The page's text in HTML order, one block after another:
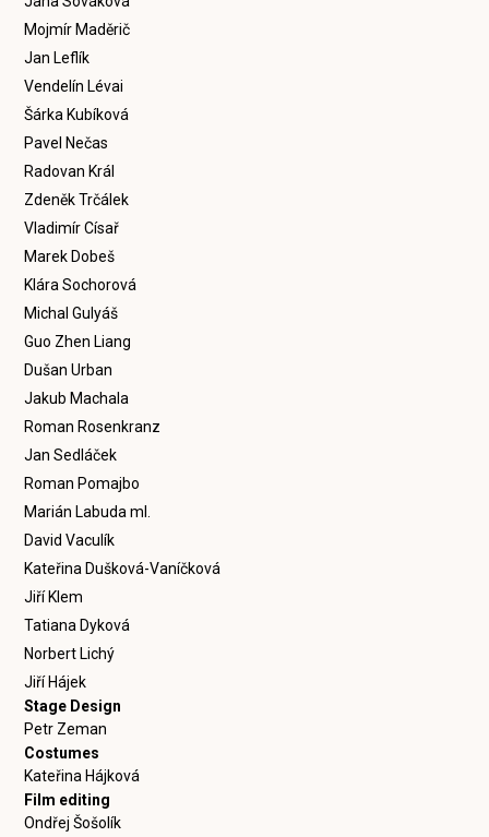
Mojmír Maděrič
Jan Leflík
Vendelín Lévai
Šárka Kubíková
Pavel Nečas
Radovan Král
Zdeněk Trčálek
Vladimír Císař
Marek Dobeš
Klára Sochorová
Michal Gulyáš
Guo Zhen Liang
Dušan Urban
Jakub Machala
Roman Rosenkranz
Jan Sedláček
Roman Pomajbo
Marián Labuda ml.
David Vaculík
Kateřina Dušková-Vaníčková
Jiří Klem
Tatiana Dyková
Norbert Lichý
Jiří Hájek
Stage Design
Petr Zeman
Costumes
Kateřina Hájková
Film editing
Ondřej Šošolík